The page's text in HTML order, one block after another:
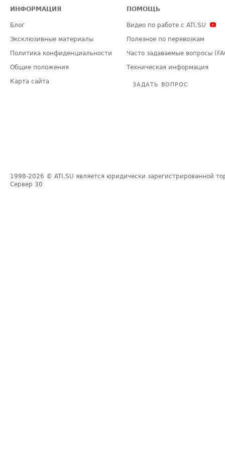
ИНФОРМАЦИЯ
Блог
Эксклюзивные материалы
Политика конфиденциальности
Общие положения
Карта сайта
ПОМОЩЬ
Видео по работе с ATI.SU
Полезное по перевозкам
Часто задаваемые вопросы
Техническая информация
ЗАДАТЬ ВОПРОС
1998-2026 © ATI.SU является юридически зарегистрированной
Сервер 30